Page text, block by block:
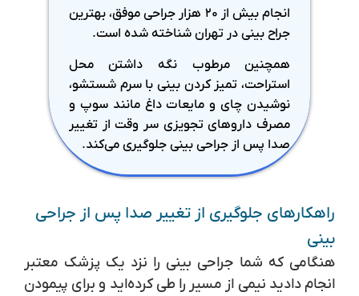
انجام بیش از ۲۰ هزار جراحی موفق، بهترین
جراح بینی در تهران شناخته شده است.
همچنین مرطوب نگه داشتن محل
استراحت، تمیز کردن بینی با سرم شستشو،
نوشیدن چای و مایعات داغ مانند سوپ و
مصرف داروهای تجویزی سر وقت از تغییر
صدا پس از جراحی بینی جلوگیری می‌کند.
راهکارهای جلوگیری از تغییر صدا پس از جراحی
بینی
هنگامی که شما جراحی بینی را نزد یک پزشک معتبر
انجام دادید نیمی از مسیر را طی کرده‌اید و برای پیمودن